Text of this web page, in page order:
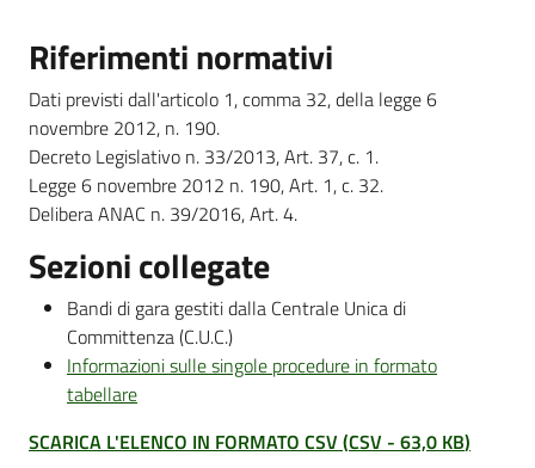
Amministrazione
Trasparente
Menu selezionato
Tutti
gli
argomenti...
Seguici
Riferimenti normativi
Dati previsti dall'articolo 1, comma 32, della legge 6
novembre 2012, n. 190.
Decreto Legislativo n. 33/2013, Art. 37, c. 1.
Legge 6 novembre 2012 n. 190, Art. 1, c. 32.
Delibera ANAC n. 39/2016, Art. 4.
Sezioni collegate
Bandi di gara gestiti dalla Centrale Unica di
Committenza (C.U.C.)
Informazioni sulle singole procedure in formato
tabellare
SCARICA L'ELENCO IN FORMATO CSV (CSV - 63,0 KB)